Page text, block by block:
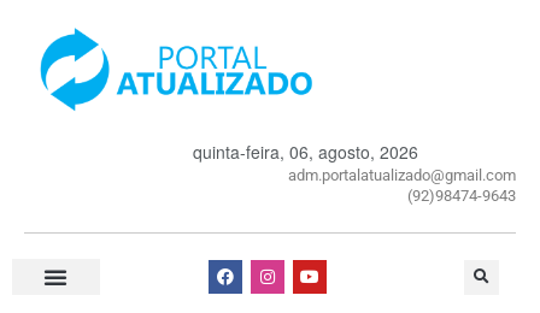
quinta-feira, 06, agosto, 2026
adm.portalatualizado@gmail.com
(92)98474-9643